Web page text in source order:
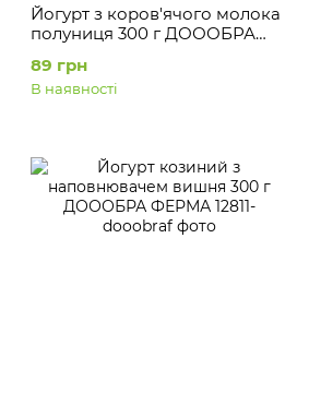
Йогурт з коров'ячого молока
полуниця 300 г ДОООБРА
89 грн
В наявності